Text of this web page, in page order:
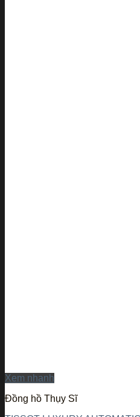
Xem nhanh
Đồng hồ Thụy Sĩ